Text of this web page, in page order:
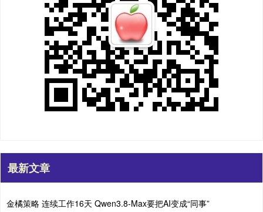
最新文章
金橘策略 连续工作16天 Qwen3.8-Max要把AI变成“同事”